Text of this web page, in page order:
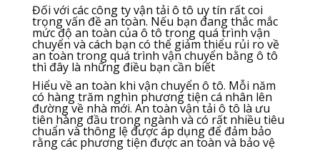
Đối với các công ty vận tải ô tô uy tín rất coi
trọng vấn đề an toàn. Nếu bạn đang thắc mắc
mức độ an toàn của ô tô trong quá trình vận
chuyển và cách bạn có thể giảm thiểu rủi ro về
an toàn trong quá trình vận chuyển bằng ô tô
thì đây là những điều bạn cần biết
Hiểu về an toàn khi vận chuyển ô tô. Mỗi năm
có hàng trăm nghìn phương tiện cá nhân lên
đường về nhà mới. An toàn vận tải ô tô là ưu
tiên hàng đầu trong ngành và có rất nhiều tiêu
chuẩn và thông lệ được áp dụng để đảm bảo
rằng các phương tiện được an toàn và bảo vệ